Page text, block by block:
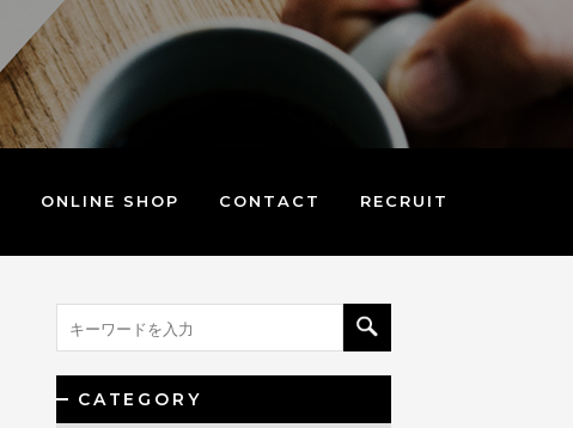
ONLINE SHOP CONTACT RECRUIT
CATEGORY